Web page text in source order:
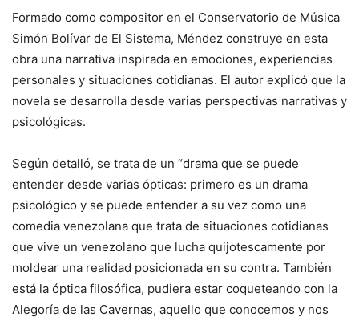
Formado como compositor en el Conservatorio de Música
Simón Bolívar de El Sistema, Méndez construye en esta
obra una narrativa inspirada en emociones, experiencias
personales y situaciones cotidianas. El autor explicó que la
novela se desarrolla desde varias perspectivas narrativas y
psicológicas.
Según detalló, se trata de un “drama que se puede
entender desde varias ópticas: primero es un drama
psicológico y se puede entender a su vez como una
comedia venezolana que trata de situaciones cotidianas
que vive un venezolano que lucha quijotescamente por
moldear una realidad posicionada en su contra. También
está la óptica filosófica, pudiera estar coqueteando con la
Alegoría de las Cavernas, aquello que conocemos y nos